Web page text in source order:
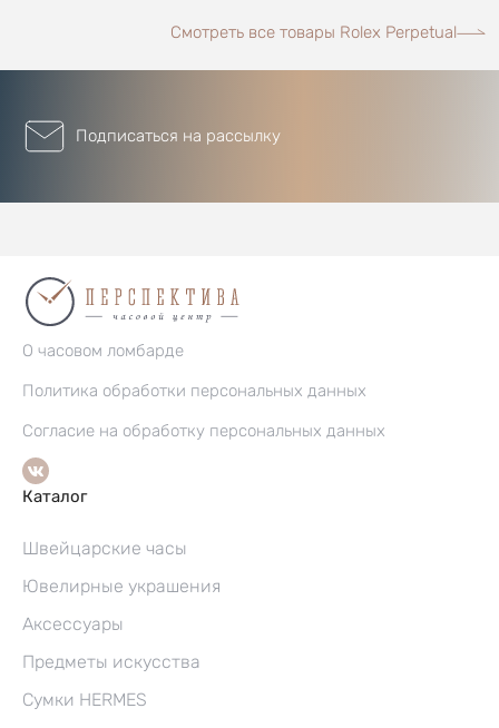
Смотреть все товары Rolex Perpetual
Подписаться на рассылку
О часовом ломбарде
Политика обработки персональных данных
Согласие на обработку персональных данных
Каталог
Швейцарские часы
Ювелирные украшения
Аксессуары
Предметы искусства
Сумки HERMES